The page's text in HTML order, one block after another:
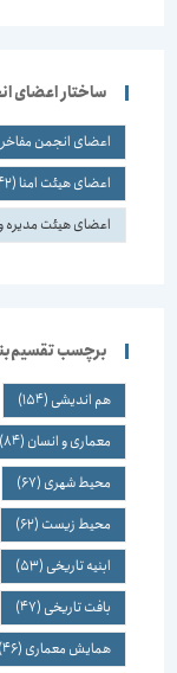
ساختار اعضای
اعضای انجمن مفاخر
اعضای هیئت امنا (42)
اعضای هیئت مدیره و
برچسب
هم اندیشی(154)
معماری و انسان(84)
محیط شهری(67)
محیط زیست(62)
ابنیه تاریخی(53)
بافت تاریخی(47)
همایش معماری(46)